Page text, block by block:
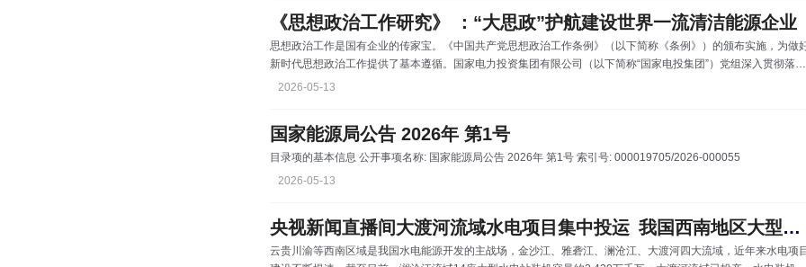
《思想政治工作研究》 ：“大思政”护航建设世界一流清洁能源企业
思想政治工作是国有企业的传家宝。《中国共产党思想政治工作条例》（以下简称《条例》）的颁布实施，为做
新时代思想政治工作提供了基本遵循。国家电力投资集团有限公司（以下简称“国家电投集团”）党组深入贯彻落实
《条例》要求，把思想政治工作作为企业党组织一项经常性、基础性工作来抓，创新构建“大思政”工作格局，切实
2026-05-13
国家能源局公告 2026年 第1号
目录项的基本信息 公开事项名称: 国家能源局公告 2026年 第1号 索引号: 000019705/2026-000055
2026-05-13
央视新闻直播间大渡河流域水电项目集中投运 我国西南地区大型流域水电开发加速推进
云贵川渝等西南区域是我国水电能源开发的主战场，金沙江、雅砻江、澜沧江、大渡河四大流域，近年来水电项目